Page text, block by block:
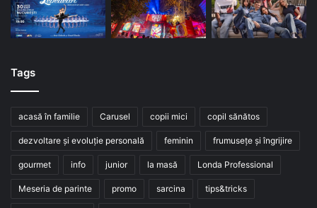
Tags
acasă în familie Carusel copii mici copil sănătos
dezvoltare și evoluție personală feminin frumusețe și îngrijire
gourmet info junior la masă Londa Professional
Meseria de parinte promo sarcina tips&tricks